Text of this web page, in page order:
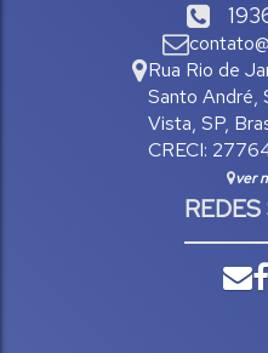
Rua Rio de
Santo André,
Vista, SP,
CRECI:
ver